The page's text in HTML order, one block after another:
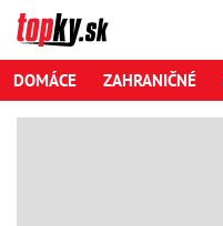
DOMÁCE ZAHRANIČNÉ